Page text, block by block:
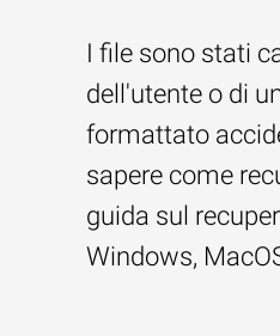
I file sono stati
dell'utente o di
formattato
sapere come
guida sul
Windows,